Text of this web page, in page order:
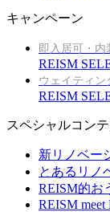
キャンペーン
即入居可・
REISM
ウェイティン
REISM
スペシャルコン
新リノベー
とあるリノ
REISM的お
REISM meet